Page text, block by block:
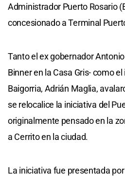
Administrador Puerto Rosario
concesionado a Terminal
Tanto el ex gobernador
Binner en la Casa Gris- como
Baigorria, Adrián Maglia,
se relocalice la iniciativa del
originalmente pensado en la
a Cerrito en la ciudad.
La iniciativa fue presentada